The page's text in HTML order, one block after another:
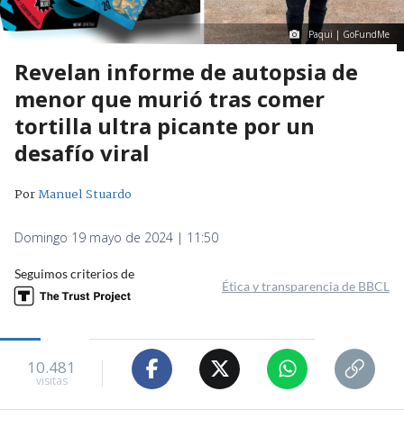
Paqui | GoFundMe
Revelan informe de autopsia de
menor que murió tras comer
tortilla ultra picante por un
desafío viral
PorManuel Stuardo
Domingo 19 mayo de 2024 | 11:50
Seguimos criterios de
Ética y transparencia de BBCL
10.481
visitas